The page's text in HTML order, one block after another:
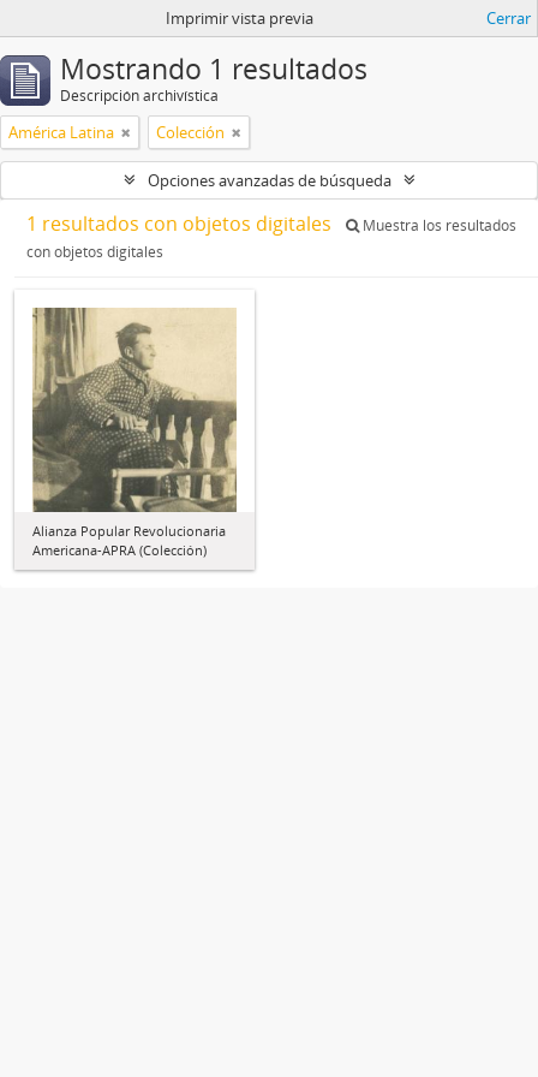
Imprimir vista previa Cerrar
Mostrando 1 resultados
Descripción archivística
América Latina Colección
Opciones avanzadas de búsqueda
1 resultados con objetos digitales
Muestra los resultados
con objetos digitales
Alianza Popular Revolucionaria
Americana-APRA (Colección)